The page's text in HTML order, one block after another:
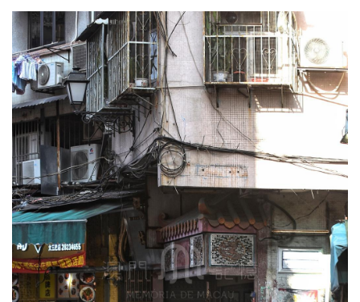
圖
媽
閣
寺
廟
巴
士
教
街
市